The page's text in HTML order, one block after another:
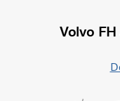
Volvo